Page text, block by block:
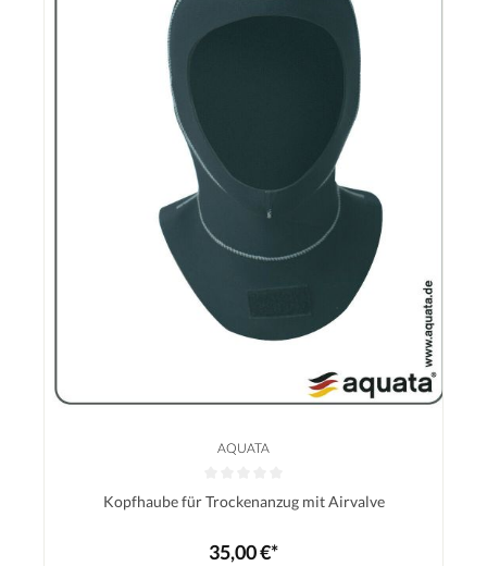
AQUATA
Durchschnittliche Bewertung von 0 von 5 Sternen
Kopfhaube für Trockenanzug mit Airvalve
35,00 €*